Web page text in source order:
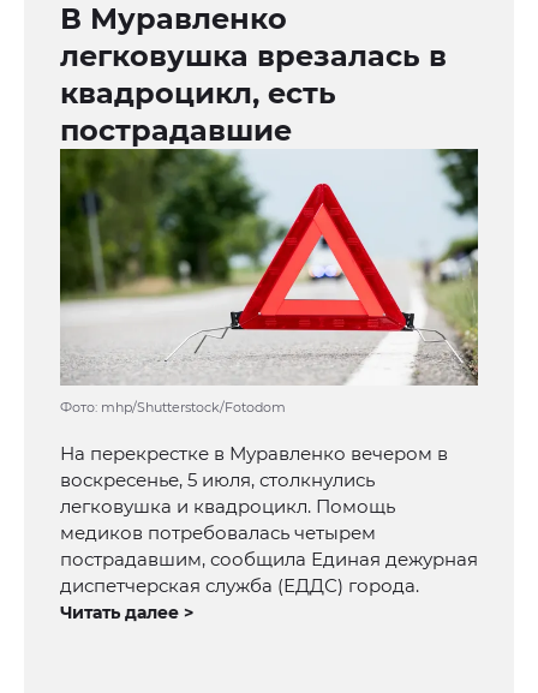
В Муравленко
легковушка врезалась в
квадроцикл, есть
пострадавшие
Фото: mhp/Shutterstock/Fotodom
На перекрестке в Муравленко вечером в
воскресенье, 5 июля, столкнулись
легковушка и квадроцикл. Помощь
медиков потребовалась четырем
пострадавшим, сообщила Единая дежурная
диспетчерская служба (ЕДДС) города.
Читать далее >